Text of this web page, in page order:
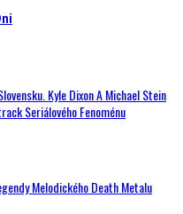
Kyle Dixon A Michael Stein
Seriálového Fenoménu
Melodického Death Metalu